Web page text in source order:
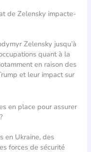
de Zelensky impacte-
Zelensky jusqu’à
quant à la
en raison des
et leur impact sur
en place pour assurer
en Ukraine, des
forces de sécurité